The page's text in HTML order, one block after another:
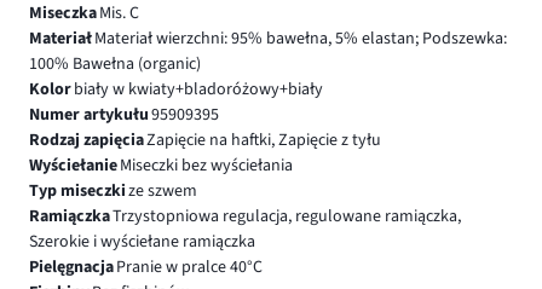
MiseczkaMis. C
MateriałMateriał wierzchni: 95% bawełna, 5% elastan; Podszewka:
100% Bawełna (organic)
Kolorbiały w kwiaty+bladoróżowy+biały
Numer artykułu95909395
Rodzaj zapięciaZapięcie na haftki, Zapięcie z tyłu
WyściełanieMiseczki bez wyściełania
Typ miseczkize szwem
RamiączkaTrzystopniowa regulacja, regulowane ramiączka,
Szerokie i wyściełane ramiączka
PielęgnacjaPranie w pralce 40°C